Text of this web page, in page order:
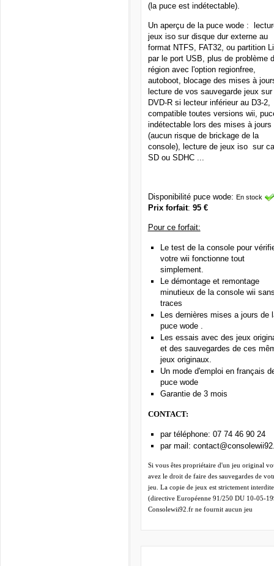
(la puce est indétectable).
Un aperçu de la puce wode :
jeux iso sur disque dur externe au
format NTFS, FAT32, ou partition
par le port USB, plus de problème
région avec l'option regionfree,
autoboot, blocage des mises à
lecture de vos sauvegarde jeux sur
DVD-R si lecteur inférieur au D3-2,
compatible toutes versions wii,
indétectable lors des mises à jours
(aucun risque de brickage de la
console), lecture de jeux iso sur
SD ou SDHC ...
Disponibilité puce wode: En stock
Prix forfait: 95 €
Pour ce forfait:
Le test de la console pour
votre wii fonctionne tout
simplement.
Le démontage et remontage
minutieux de la console wii
traces
Les dernières mises a jours de
puce wode .
Les essais avec des jeux
et des sauvegardes de ces
jeux originaux.
Un mode d'emploi en français
puce wode
Garantie de 3 mois
CONTACT:
par téléphone: 07 74 46 90 24
par mail:
Si vous êtes propriétaire d'un jeu original
avez le droit de faire des sauvegardes de
jeu. La copie de jeux est strictement interdite
(directive Européenne 91/250 DU 10-05-
Consolewii92.fr ne fournit aucun jeu